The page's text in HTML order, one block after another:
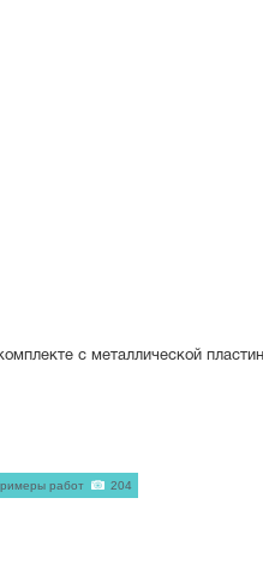
с металлической
работ 204